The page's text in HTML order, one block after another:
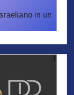
in un